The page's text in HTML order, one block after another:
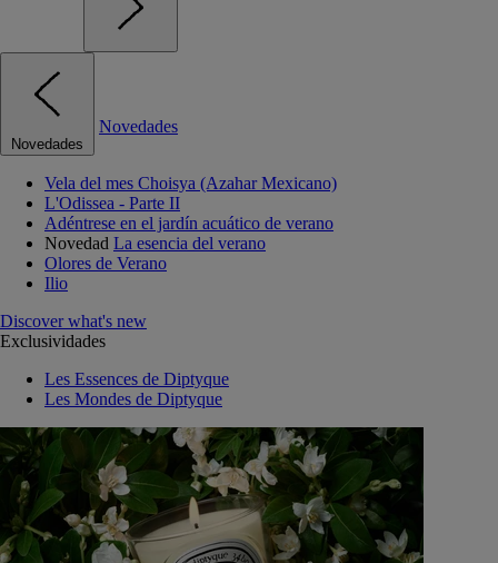
Novedades
Novedades
Vela del mes Choisya (Azahar Mexicano)
L'Odissea - Parte II
Adéntrese en el jardín acuático de verano
Novedad La esencia del verano
Olores de Verano
Ilio
Discover what's new
Exclusividades
Les Essences de Diptyque
Les Mondes de Diptyque